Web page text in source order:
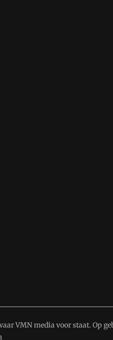
VMN media voor staat. Op